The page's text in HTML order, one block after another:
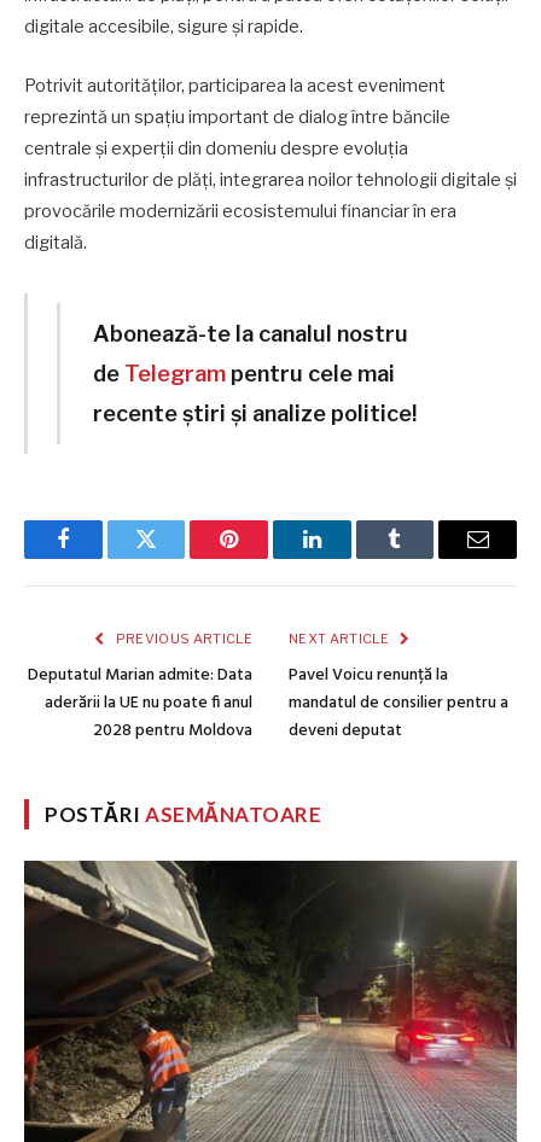
digitale accesibile, sigure și rapide.
Potrivit autorităților, participarea la acest eveniment
reprezintă un spațiu important de dialog între băncile
centrale și experții din domeniu despre evoluția
infrastructurilor de plăți, integrarea noilor tehnologii digitale și
provocările modernizării ecosistemului financiar în era
digitală.
Abonează-te la canalul nostru
de Telegram pentru cele mai
recente știri și analize politice!
FacebookTwitter Pinterest LinkedInTumblr Email
PREVIOUS ARTICLE
Deputatul Marian admite: Data
aderării la UE nu poate fi anul
2028 pentru Moldova
NEXT ARTICLE
Pavel Voicu renunță la
mandatul de consilier pentru a
deveni deputat
POSTĂRIASEMĂNATOARE